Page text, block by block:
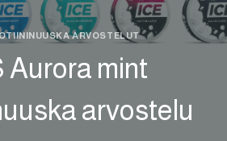
ARVOSTELUT
Aurora mint
arvostelu